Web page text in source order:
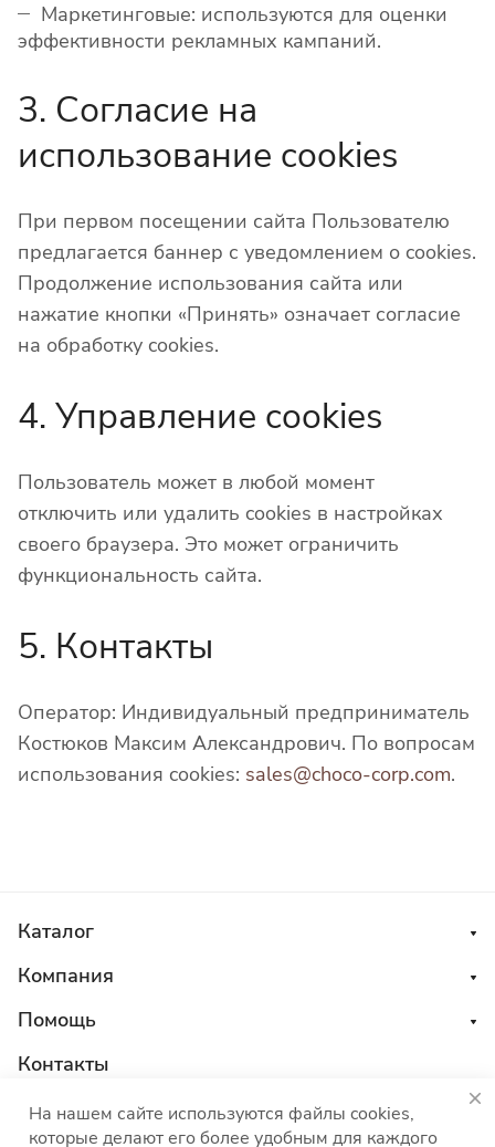
Маркетинговые: используются для оценки
эффективности рекламных кампаний.
3. Согласие на
использование cookies
При первом посещении сайта Пользователю
предлагается баннер с уведомлением о cookies.
Продолжение использования сайта или
нажатие кнопки «Принять» означает согласие
на обработку cookies.
4. Управление cookies
Пользователь может в любой момент
отключить или удалить cookies в настройках
своего браузера. Это может ограничить
функциональность сайта.
5. Контакты
Оператор: Индивидуальный предприниматель
Костюков Максим Александрович. По вопросам
использования cookies: sales@choco-corp.com.
Каталог
Компания
Помощь
Контакты
8 800 555 45 04
На нашем сайте используются файлы cookies,
которые делают его более удобным для каждого